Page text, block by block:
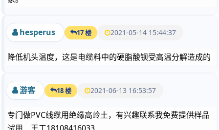
hesperus 17 楼 2021-05-14 15:44:37
降低机头温度，这是电缆料中的硬脂酸钡受高温分解造成的
游客 18 楼 2021-06-13 16:53:57
专门做PVC线缆用绝缘高岭土，有兴趣联系我免费提供样品